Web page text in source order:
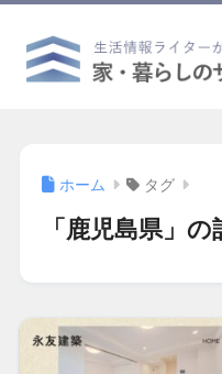
ホーム タグ
「鹿児島県」